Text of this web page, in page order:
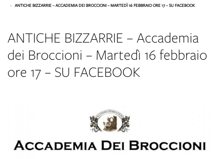
ANTICHE BIZZARRIE – ACCADEMIA DEI BROCCIONI – MARTEDÌ 16 FEBBRAIO ORE 17 – SU FACEBOOK
ANTICHE BIZZARRIE – Accademia
dei Broccioni – Martedì 16 febbraio
ore 17 – SU FACEBOOK